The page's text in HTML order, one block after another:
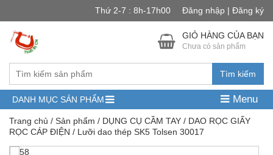
Thứ 2-7 : 8h-17h00 Đăng nhập | Đăng ký
Tìm kiếm
GIỎ HÀNG CỦA BẠN
Chưa có sản phẩm
DANH MỤC SẢN PHẨM Menu
Trang chủ / Sản phẩm / DỤNG CỤ CẦM TAY / DAO RỌC GIẤY
RỌC CÁP ĐIỆN / Lưỡi dao thép SK5 Tolsen 30017